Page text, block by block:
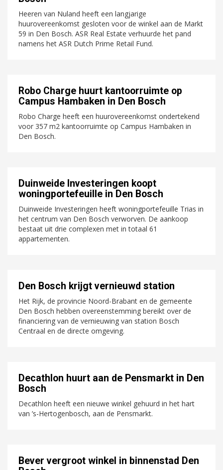
Heeren van Nuland heeft een langjarige
huurovereenkomst gesloten voor de winkel aan de Markt
59 in Den Bosch. ASR Real Estate verhuurde het pand
namens het ASR Dutch Prime Retail Fund.
Robo Charge huurt kantoorruimte op
Campus Hambaken in Den Bosch
Robo Charge heeft een huurovereenkomst ondertekend
voor 357 m2 kantoorruimte op Campus Hambaken in
Den Bosch.
Duinweide Investeringen koopt
woningportefeuille in Den Bosch
Duinweide Investeringen heeft woningportefeuille Trias in
het centrum van Den Bosch verworven. De aankoop
bestaat uit drie complexen met in totaal 61
appartementen.
Den Bosch krijgt vernieuwd station
Het Rijk, de provincie Noord-Brabant en de gemeente
Den Bosch hebben overeenstemming bereikt over de
financiering van de vernieuwing van station Bosch
Centraal en de directe omgeving.
Decathlon huurt aan de Pensmarkt in Den
Bosch
Decathlon heeft een nieuwe winkel gehuurd in het hart
van ’s-Hertogenbosch, aan de Pensmarkt.
Bever vergroot winkel in binnenstad Den